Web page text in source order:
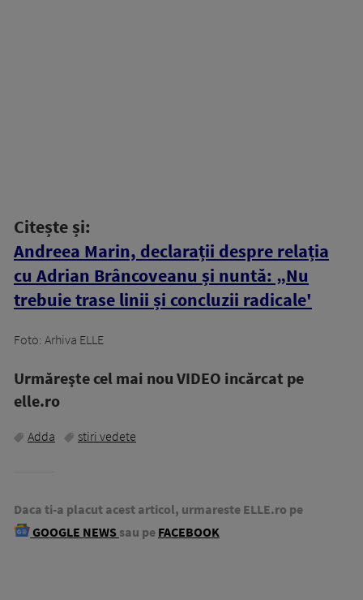
Citește și:
Andreea Marin, declarații despre relația
cu Adrian Brâncoveanu și nuntă: „Nu
trebuie trase linii și concluzii radicale'
Foto: Arhiva ELLE
Urmăreşte cel mai nou VIDEO incărcat pe
elle.ro
Adda stiri vedete
Daca ti-a placut acest articol, urmareste ELLE.ro pe
GOOGLE NEWS sau pe FACEBOOK